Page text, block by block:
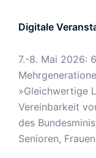
Digitale
7.-8. Mai 2026:
»Gleichwertige
Vereinbarkeit
des
Senioren,